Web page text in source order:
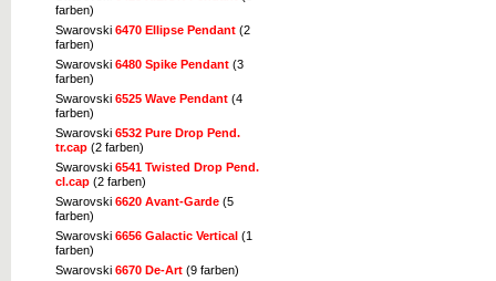
farben)
Swarovski 6470 Ellipse Pendant (2
farben)
Swarovski 6480 Spike Pendant (3
farben)
Swarovski 6525 Wave Pendant (4
farben)
Swarovski 6532 Pure Drop Pend.
tr.cap (2 farben)
Swarovski 6541 Twisted Drop Pend.
cl.cap (2 farben)
Swarovski 6620 Avant-Garde (5
farben)
Swarovski 6656 Galactic Vertical (1
farben)
Swarovski 6670 De-Art (9 farben)